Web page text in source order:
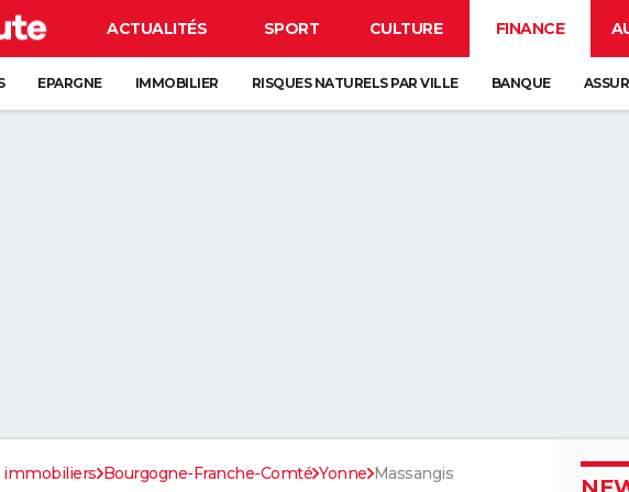
ACTUALITÉS SPORT CULTURE FINANCE
EPARGNE IMMOBILIER RISQUES NATURELS PAR VILLE BANQUE
immobiliers Bourgogne-Franche-Comté Yonne Massangis